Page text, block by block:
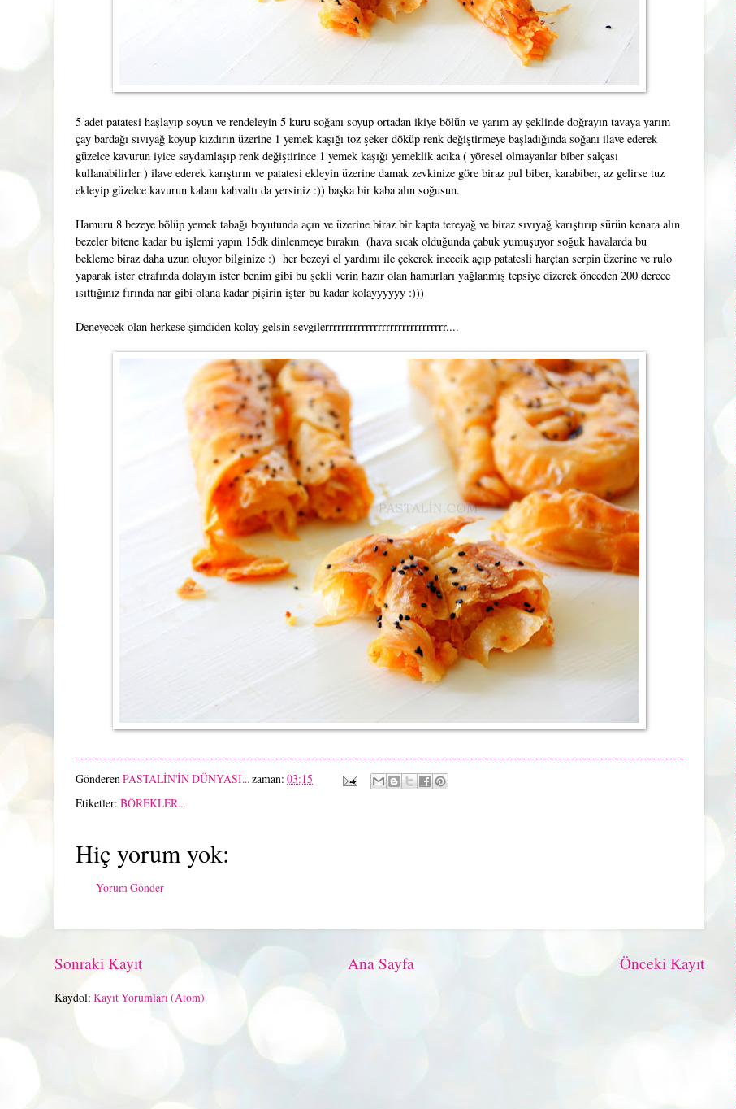
5 adet patatesi haşlayıp soyun ve rendeleyin 5 kuru soğanı soyup ortadan ikiye bölün ve yarım ay şeklinde doğrayın tavaya yarım
çay bardağı sıvıyağ koyup kızdırın üzerine 1 yemek kaşığı toz şeker döküp renk değiştirmeye başladığında soğanı ilave ederek
güzelce kavurun iyice saydamlaşıp renk değiştirince 1 yemek kaşığı yemeklik acıka ( yöresel olmayanlar biber salçası
kullanabilirler ) ilave ederek karıştırın ve patatesi ekleyin üzerine damak zevkinize göre biraz pul biber, karabiber, az gelirse tuz
ekleyip güzelce kavurun kalanı kahvaltı da yersiniz :)) başka bir kaba alın soğusun.
Hamuru 8 bezeye bölüp yemek tabağı boyutunda açın ve üzerine biraz bir kapta tereyağ ve biraz sıvıyağ karıştırıp sürün kenara alın
bezeler bitene kadar bu işlemi yapın 15dk dinlenmeye bırakın (hava sıcak olduğunda çabuk yumuşuyor soğuk havalarda bu
bekleme biraz daha uzun oluyor bilginize :) her bezeyi el yardımı ile çekerek incecik açıp patatesli harçtan serpin üzerine ve rulo
yaparak ister etrafında dolayın ister benim gibi bu şekli verin hazır olan hamurları yağlanmış tepsiye dizerek önceden 200 derece
ısıttığınız fırında nar gibi olana kadar pişirin işter bu kadar kolayyyyyy :)))
Deneyecek olan herkese şimdiden kolay gelsin sevgilerrrrrrrrrrrrrrrrrrrrrrrrrrrrrr....
GönderenPASTALİN'İN DÜNYASI...zaman: 03:15
Etiketler: BÖREKLER...
Hiç yorum yok:
Yorum Gönder
Sonraki Kayıt Önceki Kayıt
Ana Sayfa
Kaydol: Kayıt Yorumları (Atom)